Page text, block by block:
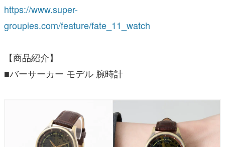
https://www.super-
groupies.com/feature/fate_11_watch
【商品紹介】
■バーサーカー モデル 腕時計